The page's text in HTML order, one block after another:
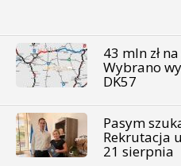
43 mln zł
Wybrano
DK57
Pasym
Rekrutacja
21 sierpnia